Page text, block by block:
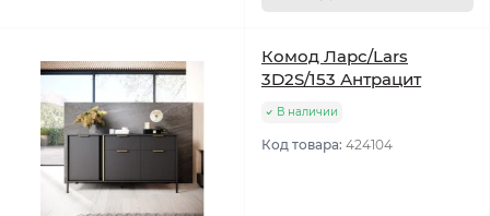
Комод Ларс/Lars
3D2S/153 Антрацит
В наличии
Код товара: 424104